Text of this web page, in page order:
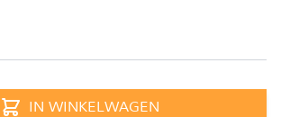
IN WINKELWAGEN